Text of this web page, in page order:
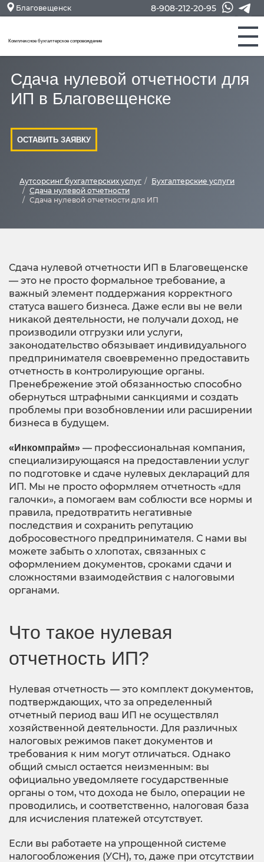
Благовещенск 8-908-212-20-95
Комплексное бухгалтерское сопровождение
Сдача нулевой отчетности для
ИП в Благовещенске
ОСТАВИТЬ ЗАЯВКУ
Аутсорсинг бухгалтерских услуг
Бухгалтерские услуги
Сдача нулевой отчетности
Сдача нулевой отчетности для ИП
Сдача нулевой отчетности ИП в Благовещенске
— это не просто формальное требование, а
важный элемент поддержания корректного
статуса вашего бизнеса. Даже если вы не вели
никакой деятельности, не получали доход, не
производили отгрузки или услуги,
законодательство обязывает индивидуального
предпринимателя своевременно предоставить
отчетность в контролирующие органы.
Пренебрежение этой обязанностью способно
обернуться штрафными санкциями и создать
проблемы при возобновлении или расширении
бизнеса в будущем.
«Инкомпрайм» — профессиональная компания,
специализирующаяся на предоставлении услуг
по подготовке и сдаче нулевых деклараций для
ИП. Мы не просто оформляем отчетность «для
галочки», а помогаем вам соблюсти все нормы и
правила, предотвратить негативные
последствия и сохранить репутацию
добросовестного предпринимателя. С нами вы
можете забыть о хлопотах, связанных с
оформлением документов, сроками сдачи и
сложностями взаимодействия с налоговыми
органами.
Что такое нулевая
отчетность ИП?
Нулевая отчетность — это комплект документов,
подтверждающих, что за определенный
отчетный период ваш ИП не осуществлял
хозяйственной деятельности. Для различных
налоговых режимов пакет документов и
требования к ним могут отличаться. Однако
общий смысл остается неизменным: вы
официально уведомляете государственные
органы о том, что дохода не было, операции не
проводились, и соответственно, налоговая база
для исчисления платежей отсутствует.
Если вы работаете на упрощенной системе
налогообложения (УСН), то, даже при отсутствии